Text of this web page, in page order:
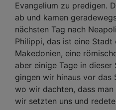
Evangelium zu predigen.
ab und kamen
nächsten Tag nach
Philippi, das ist eine Stadt
Makedonien, eine
aber einige Tage in
gingen wir hinaus vor das
wo wir dachten, dass
wir setzten uns und